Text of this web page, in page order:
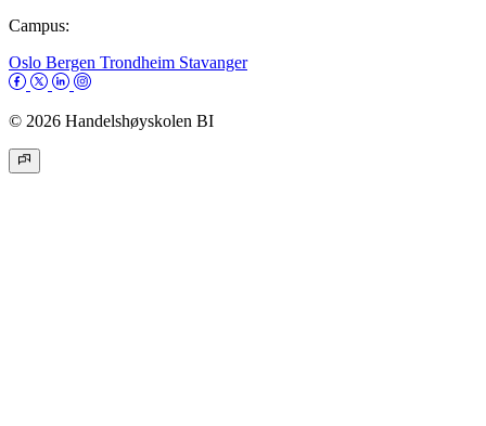
Campus:
Oslo Bergen Trondheim Stavanger
© 2026 Handelshøyskolen BI